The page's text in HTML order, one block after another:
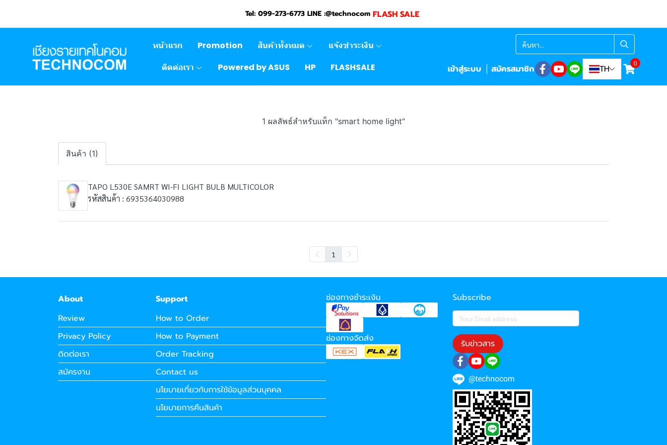
Tel: 099-273-6773 LINE :@technocom FLASH SALE
หน้าแรก Promotion สินค้าทั้งหมด
แจ้งชำระเงิน
ติดต่อเรา
Powered by ASUS HP FLASHSALE เข้าสู่ระบบ สมัครสมาชิก TH 0
1 ผลลัพธ์สำหรับแท็ก "smart home light"
สินค้า (1)
TAPO L530E SAMRT WI-FI LIGHT BULB MULTICOLOR
รหัสสินค้า : 6935364030988
1
About
Review
Privacy Policy
ติดต่อเรา
สมัครงาน
Support
How to Order
How to Payment
Order Tracking
Contact us
นโยบายเกี่ยวกับการใช้ข้อมูลส่วนบุคคล
นโยบายการคืนสินค้า
ช่องทางชำระเงิน
ช่องทางจัดส่ง
Subscribe
รับข่าวสาร
@technocom